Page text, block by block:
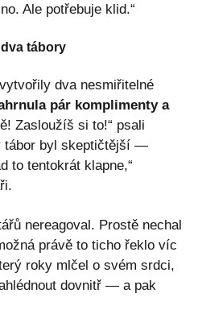
Ale potřebuje klid.“
tábory
dva nesmiřitelné
pár komplimenty a
Zasloužíš si to!“ psali
tábor byl skeptičtější —
to tentokrát klapne,“
nereagoval. Prostě nechal
právě to ticho řeklo víc
roky mlčel o svém srdci,
dovnitř — a pak